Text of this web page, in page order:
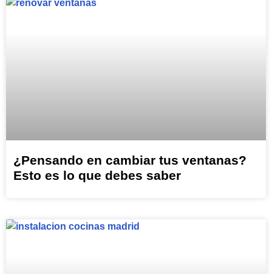
¿Pensando en cambiar tus ventanas?
Esto es lo que debes saber